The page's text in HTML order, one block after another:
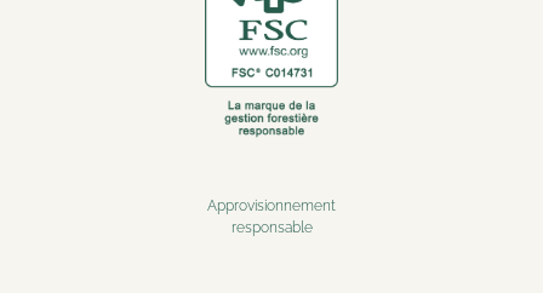
Approvisionnement
responsable